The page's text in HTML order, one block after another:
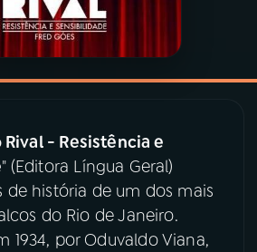
Rival - Resistência e
" (Editora Língua Geral)
de história de um dos mais
do Rio de Janeiro.
1934, por Oduvaldo Viana,